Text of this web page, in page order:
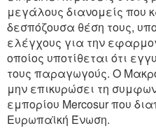
μεγάλους διανομείς που
δεσπόζουσα θέση τους,
ελέγχους για την
οποίος υποτίθεται ότι
τους παραγωγούς. Ο
μην επικυρώσει τη
εμπορίου Mercosur που
Ευρωπαϊκή Ένωση.